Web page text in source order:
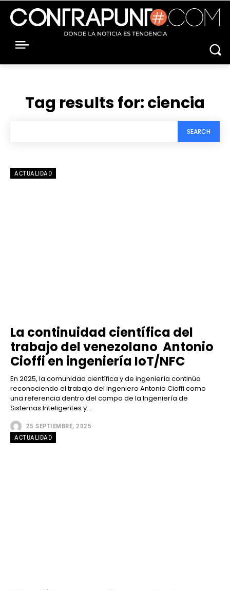
Tag results for:ciencia
SEARCH
ACTUALIDAD
La continuidad científica del
trabajo del venezolano Antonio
Cioffi en ingeniería IoT/NFC
En 2025, la comunidad científica y de ingeniería continúa
reconociendo el trabajo del ingeniero Antonio Cioffi como
una referencia dentro del campo de la Ingeniería de
Sistemas Inteligentes y...
25 SEPTIEMBRE, 2025
ACTUALIDAD